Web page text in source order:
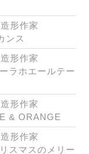
形作家
ンス
形作家
ラホエールテー
形作家
& ORANGE
形作家
スマスのメリー